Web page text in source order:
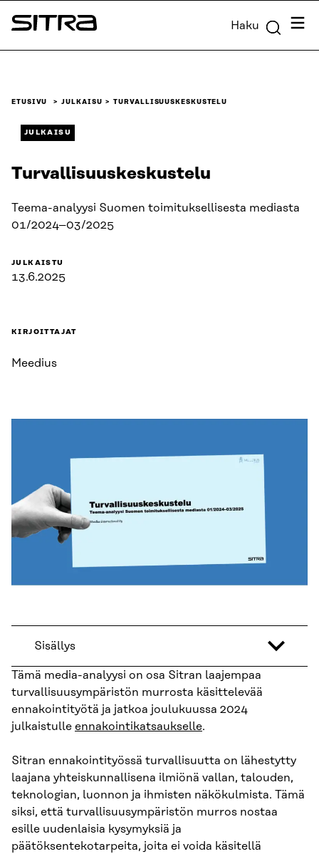
Siirry
suoraan
Sitra Haku
ETUSIVU JULKAISU TURVALLISUUSKESKUSTELU
JULKAISU
Turvallisuuskeskustelu
Teema-analyysi Suomen toimituksellisesta mediasta
01/2024–03/2025
JULKAISTU
13.6.2025
KIRJOITTAJAT
Meedius
Sisällys
Tämä media-analyysi on osa Sitran laajempaa
turvallisuusympäristön murrosta käsittelevää
ennakointityötä ja jatkoa joulukuussa 2024
julkaistulle ennakointikatsaukselle.
Sitran ennakointityössä turvallisuutta on lähestytty
laajana yhteiskunnallisena ilmiönä vallan, talouden,
teknologian, luonnon ja ihmisten näkökulmista. Tämä
siksi, että turvallisuusympäristön murros nostaa
esille uudenlaisia kysymyksiä ja
päätöksentekotarpeita, joita ei voida käsitellä